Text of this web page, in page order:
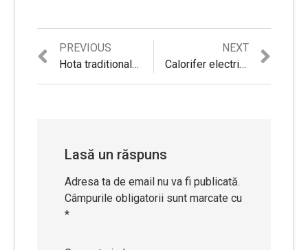
Navigare
PREVIOUS
Previous
post:
Hota traditionala Hansa OSC5111WH, Putere de absorbtie 158 mc/h, 1 motor, 50 cm, Alb
NEXT
post:
Calorifer electric Star-Light YOH11G, 2500 W, 11 elementi, 3 trepte de putere, Termostat reglabil, Protectie supra-incalzire, Protectie anti-inghet, Indicator luminos, Gri
Lasă un răspuns
Adresa ta de email nu va fi publicată.
Câmpurile obligatorii sunt marcate cu
*